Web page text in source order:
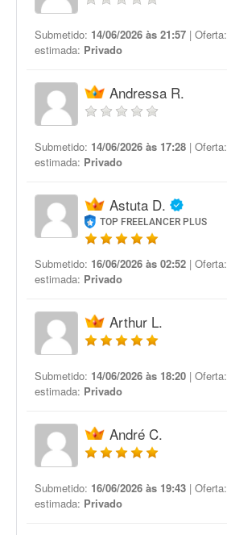
Submetido: 14/06/2026 às 21:57 | Oferta:
estimada: Privado
Andressa R.
Submetido: 14/06/2026 às 17:28 | Oferta:
estimada: Privado
Astuta D.
TOP FREELANCER PLUS
Submetido: 16/06/2026 às 02:52 | Oferta:
estimada: Privado
Arthur L.
Submetido: 14/06/2026 às 18:20 | Oferta:
estimada: Privado
André C.
Submetido: 16/06/2026 às 19:43 | Oferta:
estimada: Privado